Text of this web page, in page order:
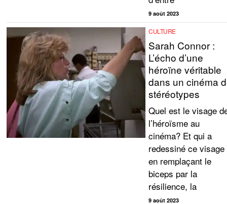
9 août 2023
CULTURE
Sarah Connor :
L’écho d’une
héroïne véritable
dans un cinéma
stéréotypes
Quel est le visage
l’héroïsme au
cinéma? Et qui a
redessiné ce visage
en remplaçant le
biceps par la
résilience, la
9 août 2023